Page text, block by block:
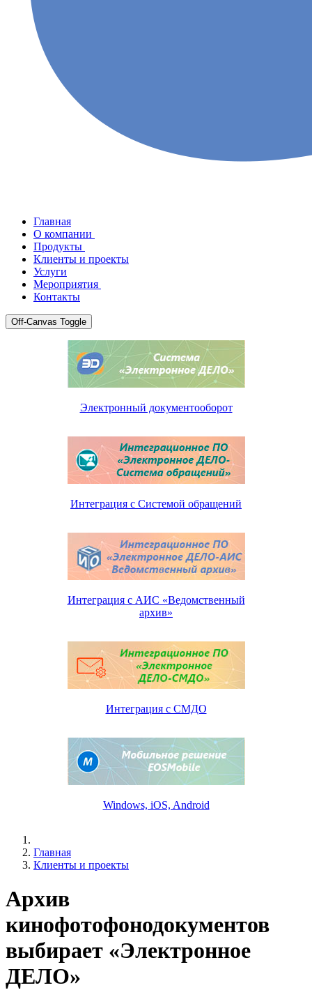
Главная
О компании
Продукты
Клиенты и проекты
Услуги
Мероприятия
Контакты
Off-Canvas Toggle
Электронный документооборот
Интеграция с Системой обращений
Интеграция с АИС «Ведомственный
архив»
Интеграция с СМДО
Windows, iOS, Android
Главная
Клиенты и проекты
Архив
кинофотофонодокументов
выбирает «Электронное
ДЕЛО»